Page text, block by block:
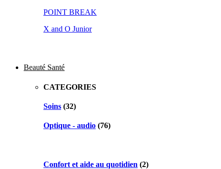
POINT BREAK
X and O Junior
Beauté Santé
CATEGORIES
Soins (32)
Optique - audio (76)
Confort et aide au quotidien (2)